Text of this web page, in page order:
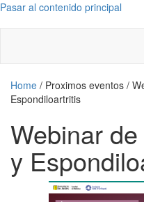
Pasar al contenido principal
Home / Proximos eventos /
Espondiloartritis
Webinar
y